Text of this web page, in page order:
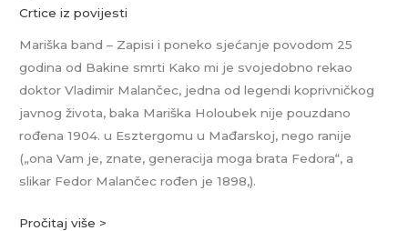
Crtice iz povijesti
Mariška band – Zapisi i poneko sjećanje povodom 25
godina od Bakine smrti Kako mi je svojedobno rekao
doktor Vladimir Malančec, jedna od legendi koprivničkog
javnog života, baka Mariška Holoubek nije pouzdano
rođena 1904. u Esztergomu u Mađarskoj, nego ranije
(„ona Vam je, znate, generacija moga brata Fedora“, a
slikar Fedor Malančec rođen je 1898,).
sjećanje
povodom
25
godina
od
Bakine
smrti
Pročitaj više >